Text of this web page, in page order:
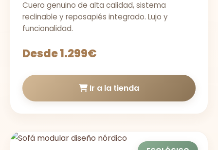
Cuero genuino de alta calidad, sistema
reclinable y reposapiés integrado. Lujo y
funcionalidad.
Desde 1.299€
Ir a la tienda